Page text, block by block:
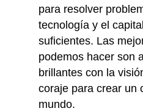
para resolver
tecnología y el
suficientes. Las
podemos hacer son
brillantes con la
coraje para crear un
mundo.